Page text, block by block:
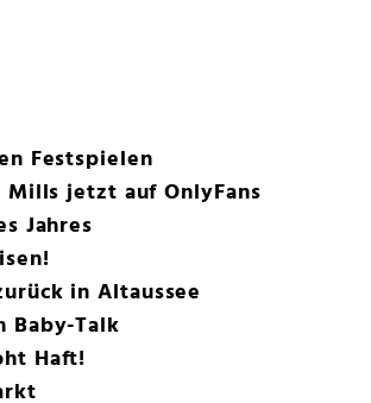
Festspielen
Mills jetzt auf OnlyFans
Jahres
in Altaussee
Baby-Talk
Haft!